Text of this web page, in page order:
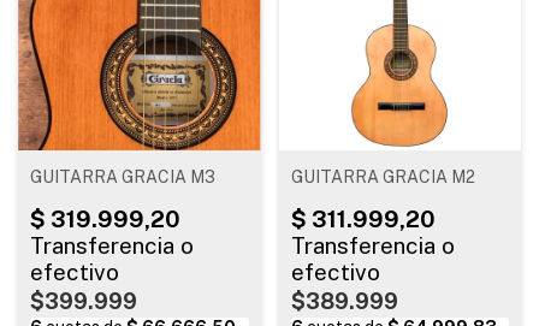
GUITARRA GRACIA M3
$399.999
GUITARRA GRACIA M2
$389.999